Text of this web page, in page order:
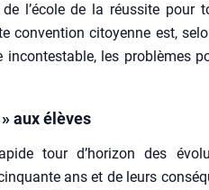
l’école de la réus­site pour
conven­tion citoyenne est,
les pro­blèmes
aux élèves
tour d’horizon des
ans et de leurs